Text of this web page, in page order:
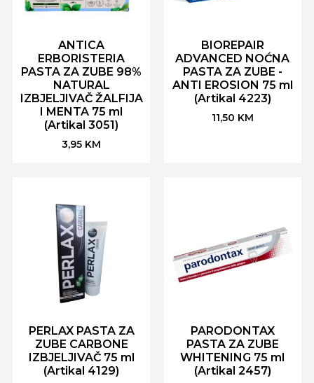
ANTICA
ERBORISTERIA
PASTA ZA ZUBE 98%
NATURAL
IZBJELJIVAČ ŽALFIJA
I MENTA 75 ml
(Artikal 3051)
3,95 KM
BIOREPAIR
ADVANCED NOĆNA
PASTA ZA ZUBE -
ANTI EROSION 75 ml
(Artikal 4223)
11,50 KM
PERLAX PASTA ZA
ZUBE CARBONE
IZBJELJIVAČ 75 ml
(Artikal 4129)
PARODONTAX
PASTA ZA ZUBE
WHITENING 75 ml
(Artikal 2457)